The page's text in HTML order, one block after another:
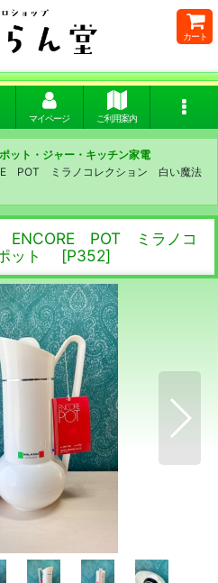
カート
マイページ ご利用案内
ット・ジャー・キッチン家電
POT ミラノコレクション 白い魔法
ENCORE POT ミラノコ
ット
[P352]